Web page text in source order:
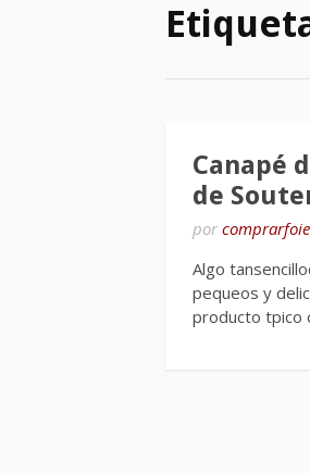
Canapé
de
por comprarfoie
Algo
pequeos y
producto tpico